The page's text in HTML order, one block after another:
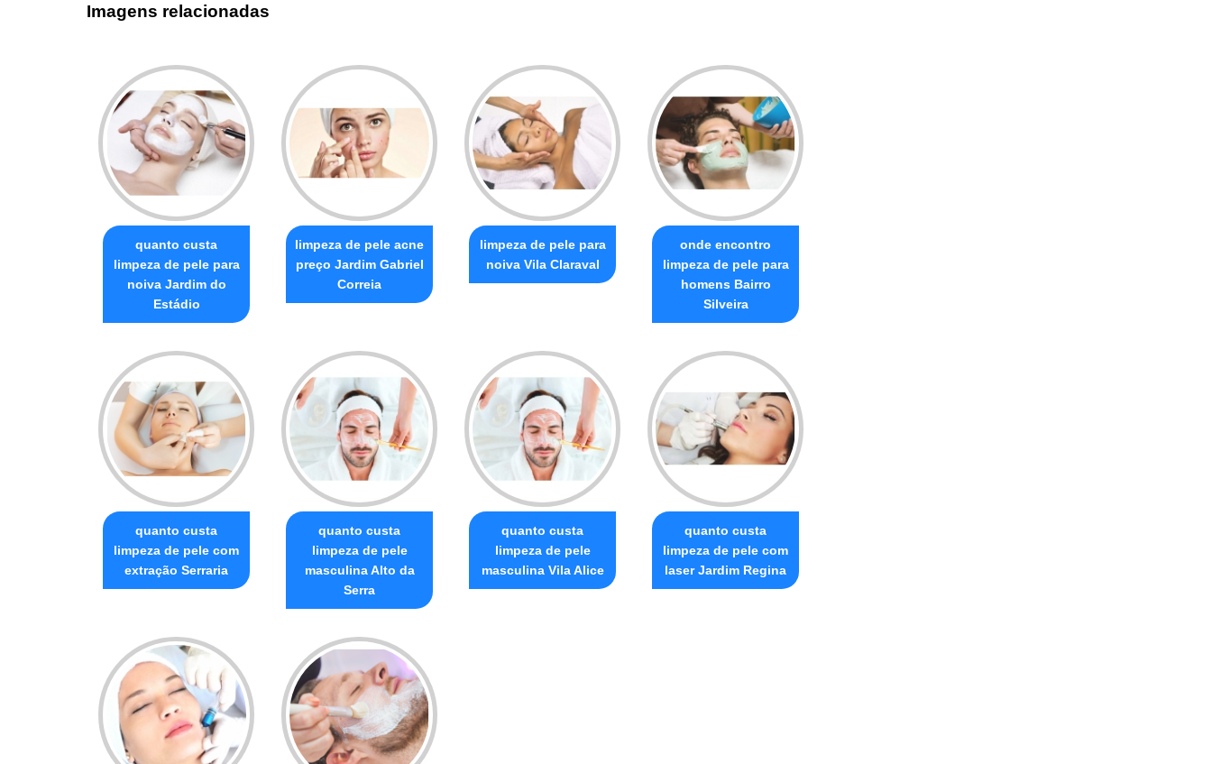
Imagens relacionadas
quanto custa
limpeza de pele para
noiva Jardim do
Estádio
limpeza de pele acne
preço Jardim Gabriel
Correia
limpeza de pele para
noiva Vila Claraval
onde encontro
limpeza de pele para
homens Bairro
Silveira
quanto custa
limpeza de pele com
extração Serraria
quanto custa
limpeza de pele
masculina Alto da
Serra
quanto custa
limpeza de pele
masculina Vila Alice
quanto custa
limpeza de pele com
laser Jardim Regina